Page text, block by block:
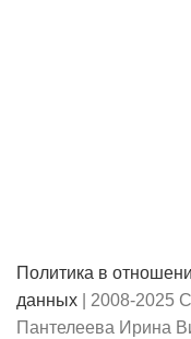
Политика в
данных | 2008-2025
Пантелеева Ирина